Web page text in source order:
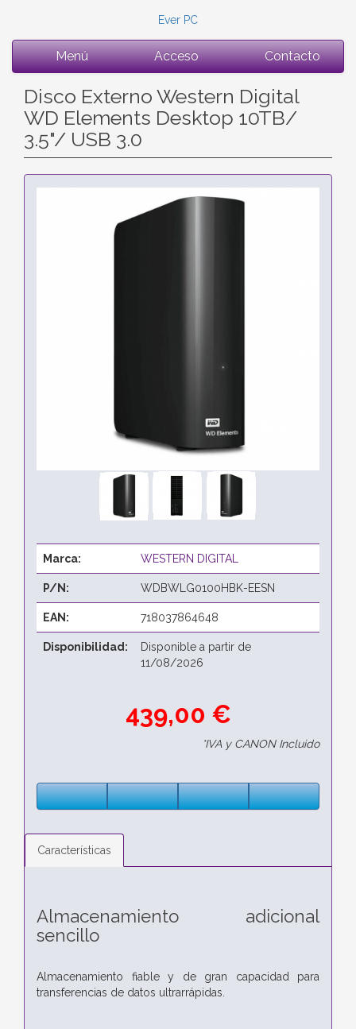
Ever PC
Menú Acceso Contacto
Disco Externo Western Digital
WD Elements Desktop 10TB/
3.5"/ USB 3.0
Marca: WESTERN DIGITAL
P/N: WDBWLG0100HBK-EESN
EAN: 718037864648
Disponibilidad:
Disponible a partir de
11/08/2026
439,00 €
*IVA y CANON Incluido
Características
Almacenamiento adicional
sencillo
Almacenamiento fiable y de gran capacidad para
transferencias de datos ultrarrápidas.